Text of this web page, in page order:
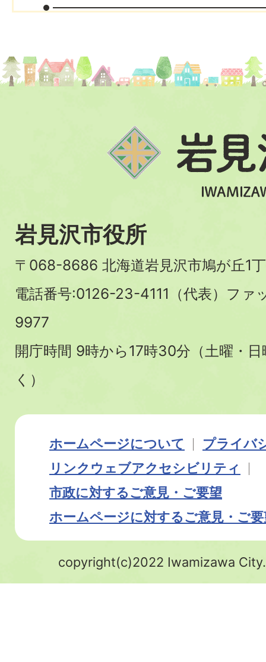
岩見沢市役所
〒068-8686 北海道岩見沢市鳩が丘1
電話番号:0126-23-4111（代表）フ
9977
開庁時間 9時から17時30分（土曜・
く）
ホームページについて
プライバ
リンク ウェブアクセシビリティ
市政に対するご意見・ご要望
ホームページに対するご意見・ご
copyright(c)2022 Iwamizawa